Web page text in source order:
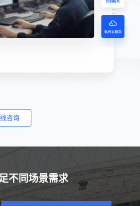
咨询
不同场景需求